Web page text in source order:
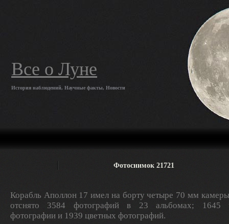
Все о Луне
История наблюдений, Научные факты, Новости
Фотоснимок 21721
Корабль Аполлон 17 имел на борту четыре 70 мм
отснято 3584 фотографий в 23 альбомах; 1645
фотографии и 1939 цветных фотографий.